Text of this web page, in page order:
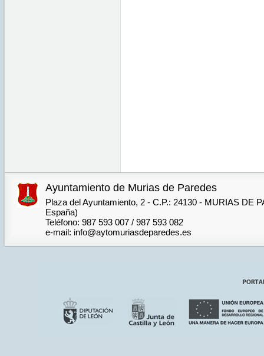
Ayuntamiento de Murias de Paredes
Plaza del Ayuntamiento, 2 - C.P.: 24130 - MURIAS DE
España)
Teléfono: 987 593 007 / 987 593 082
e-mail: info@aytomuriasdeparedes.es